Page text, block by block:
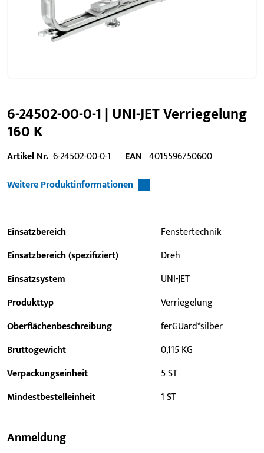
6-24502-00-0-1 | UNI-JET Verriegelung
160 K
Artikel Nr. 6-24502-00-0-1 EAN 4015596750600
Weitere Produktinformationen
Einsatzbereich
Fenstertechnik
Einsatzbereich (spezifiziert)
Dreh
Einsatzsystem
UNI-JET
Produkttyp
Verriegelung
Oberflächenbeschreibung
ferGUard*silber
Bruttogewicht
0,115 KG
Verpackungseinheit
5 ST
Mindestbestelleinheit
1 ST
Anmeldung